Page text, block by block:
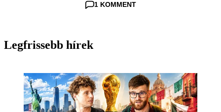
1 KOMMENT
Legfrissebb hírek